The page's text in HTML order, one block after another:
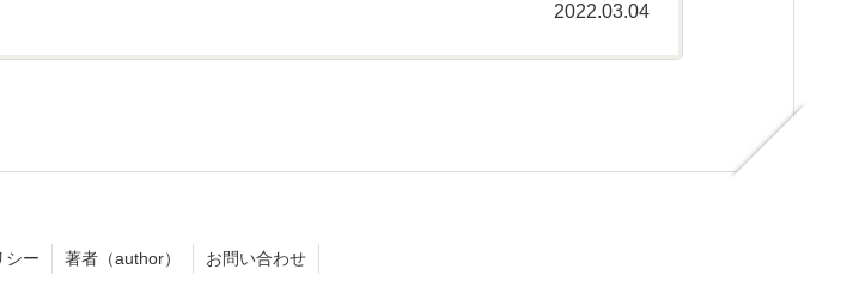
2022.03.04
シー 著者（author） お問い合わせ